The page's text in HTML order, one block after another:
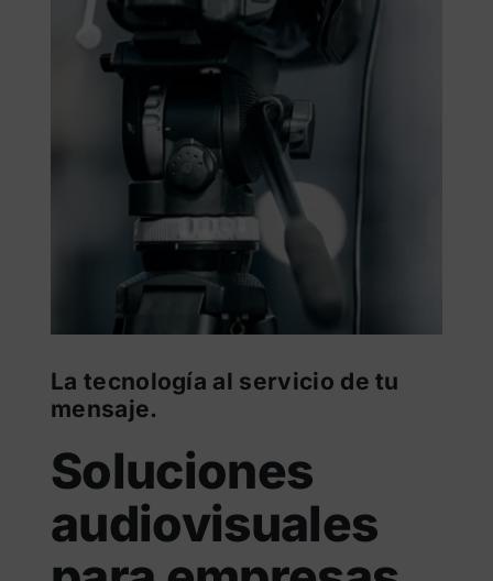
La tecnología al servicio de tu
mensaje.
Soluciones
audiovisuales